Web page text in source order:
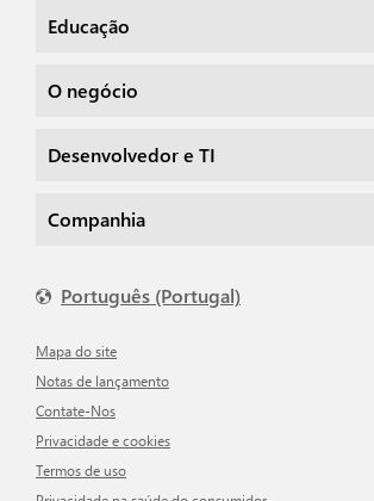
Educação
O negócio
Desenvolvedor e TI
Companhia
Português (Portugal)
Mapa do site
Notas de lançamento
Contate-Nos
Privacidade e cookies
Termos de uso